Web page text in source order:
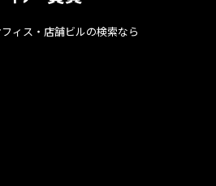
ィス・店舗ビルの検索なら